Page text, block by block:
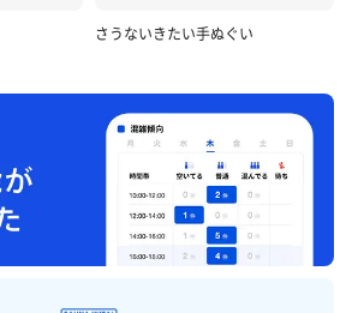
さうないきたい手ぬぐい